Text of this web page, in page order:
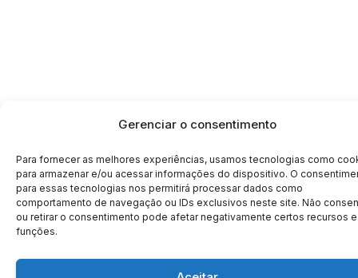
Gerenciar o consentimento
Para fornecer as melhores experiências, usamos tecnologias como
para armazenar e/ou acessar informações do dispositivo. O
para essas tecnologias nos permitirá processar dados como
comportamento de navegação ou IDs exclusivos neste site. Não
ou retirar o consentimento pode afetar negativamente certos recursos e
funções.